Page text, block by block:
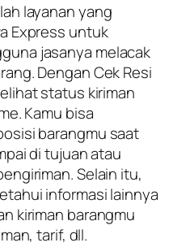
layanan yang
Express untuk
jasanya melacak
Dengan Cek Resi
status kiriman
Kamu bisa
barangmu saat
di tujuan atau
Selain itu,
informasi lainnya
kiriman barangmu
tarif, dll.